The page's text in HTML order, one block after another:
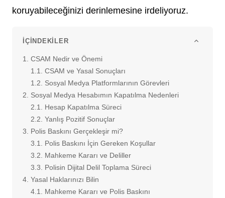
koruyabileceğinizi derinlemesine irdeliyoruz.
İÇINDEKILER
1. CSAM Nedir ve Önemi
1.1. CSAM ve Yasal Sonuçları
1.2. Sosyal Medya Platformlarının Görevleri
2. Sosyal Medya Hesabımın Kapatılma Nedenleri
2.1. Hesap Kapatılma Süreci
2.2. Yanlış Pozitif Sonuçlar
3. Polis Baskını Gerçekleşir mi?
3.1. Polis Baskını İçin Gereken Koşullar
3.2. Mahkeme Kararı ve Deliller
3.3. Polisin Dijital Delil Toplama Süreci
4. Yasal Haklarınızı Bilin
4.1. Mahkeme Kararı ve Polis Baskını